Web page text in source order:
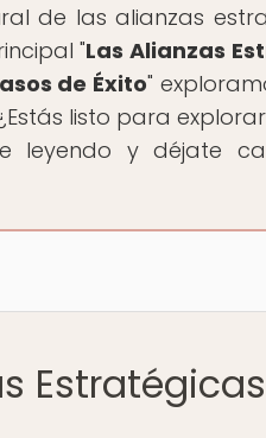
de las alianzas
"Las Alianzas
de Éxito"
listo para
leyendo y déjate